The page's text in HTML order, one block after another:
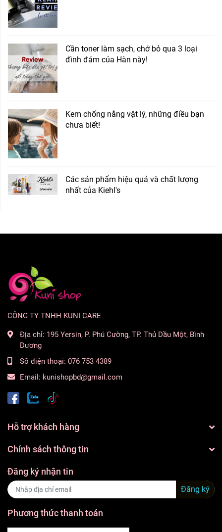
Cần toner làm sạch, chớ bỏ qua 3 loại
đình đám của Hàn này!
Kem chống nắng vật lý, những điều bạn
chưa biết!
Các sản phẩm hiệu quả và chất lượng
nhất của Kiehl's
CÔNG TY TNHH KUNI CARE
Địa chỉ: 195 Yersin, P. Phú Cường, TP. Thủ Dầu Một, Bình
Dương
Số điện thoại: 076 753 4389
Email: kunishopbd@gmail.com
Hỗ trợ khách hàng
Chính sách thông tin
Đăng ký nhận tin
Đăng ký
Phương thức thanh toán